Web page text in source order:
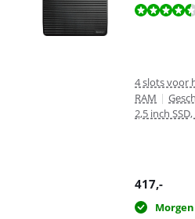
Beoordeling is 9,4 van de 10,
4 slots voor
RAM |
2,5 inch
417,-